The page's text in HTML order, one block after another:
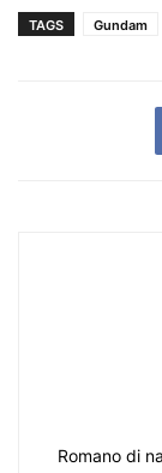
TAGS Gundam
Romano di